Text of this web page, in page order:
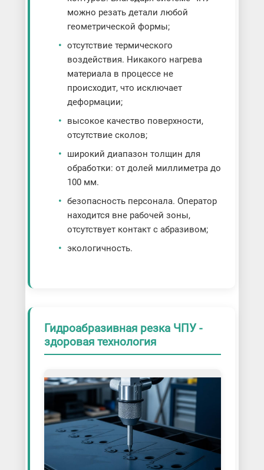
можно резать детали любой
геометрической формы;
отсутствие термического
воздействия. Никакого нагрева
материала в процессе не
происходит, что исключает
деформации;
высокое качество поверхности,
отсутствие сколов;
широкий диапазон толщин для
обработки: от долей миллиметра до
100 мм.
безопасность персонала. Оператор
находится вне рабочей зоны,
отсутствует контакт с абразивом;
экологичность.
Гидроабразивная резка ЧПУ -
здоровая технология